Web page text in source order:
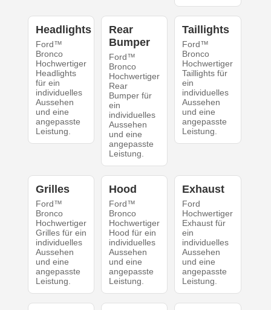
Headlights
Ford™
Bronco
Hochwertiger
Headlights
für ein
individuelles
Aussehen
und eine
angepasste
Leistung.
Rear
Bumper
Ford™
Bronco
Hochwertiger
Rear
Bumper für
ein
individuelles
Aussehen
und eine
angepasste
Leistung.
Taillights
Ford™
Bronco
Hochwertiger
Taillights für
ein
individuelles
Aussehen
und eine
angepasste
Leistung.
Grilles
Ford™
Bronco
Hochwertiger
Grilles für ein
individuelles
Aussehen
und eine
angepasste
Leistung.
Hood
Ford™
Bronco
Hochwertiger
Hood für ein
individuelles
Aussehen
und eine
angepasste
Leistung.
Exhaust
Ford
Hochwertiger
Exhaust für
ein
individuelles
Aussehen
und eine
angepasste
Leistung.